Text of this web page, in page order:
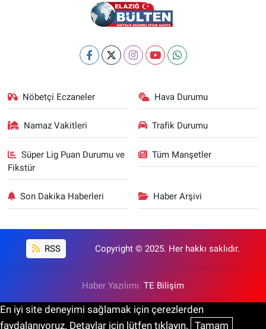
Nöbetçi Eczaneler Hava Durumu
Namaz Vakitleri Trafik Durumu
Süper Lig Puan Durumu ve
Fikstür
Tüm Manşetler
Son Dakika Haberleri Haber Arşivi
RSS Copyright © 2025. Her hakkı saklıdır.
Haber Yazılımı: TE Bilişim
En iyi site deneyimi sağlamak için çerezlerden
faydalanıyoruz. Detaylar için lütfen tıklayın. Tamam